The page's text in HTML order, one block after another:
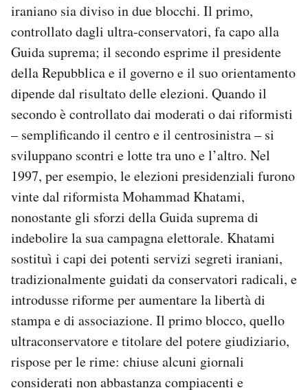
iraniano sia diviso in due blocchi. Il primo,
controllato dagli ultra-conservatori, fa capo alla
Guida suprema; il secondo esprime il presidente
della Repubblica e il governo e il suo orientamento
dipende dal risultato delle elezioni. Quando il
secondo è controllato dai moderati o dai riformisti
– semplificando il centro e il centrosinistra – si
sviluppano scontri e lotte tra uno e l’altro. Nel
1997, per esempio, le elezioni presidenziali furono
vinte dal riformista Mohammad Khatami,
nonostante gli sforzi della Guida suprema di
indebolire la sua campagna elettorale. Khatami
sostituì i capi dei potenti servizi segreti iraniani,
tradizionalmente guidati da conservatori radicali, e
introdusse riforme per aumentare la libertà di
stampa e di associazione. Il primo blocco, quello
ultraconservatore e titolare del potere giudiziario,
rispose per le rime: chiuse alcuni giornali
considerati non abbastanza compiacenti e